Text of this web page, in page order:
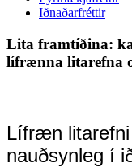
Iðnaðarfréttir
Lita framtíðina:
lífrænna litarefna
Lífræn litarefni
nauðsynleg í